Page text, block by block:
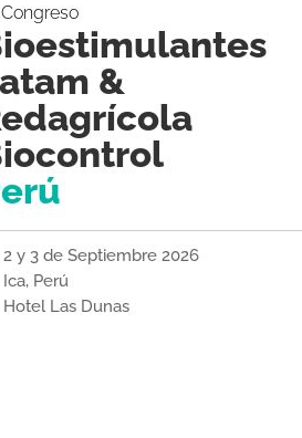
&
2 y 3 de Septiembre 2026
Ica, Perú
Hotel Las Dunas